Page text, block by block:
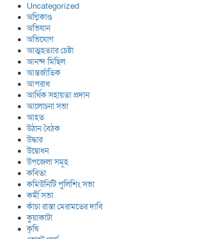
Uncategorized
অগ্নিকাণ্ড
অভিযান
অভিযোগ
আত্মহত্যার চেষ্টা
আনন্দ মিছিল
আন্তর্জাতিক
আপরাধ
আর্থিক সহায়তা প্রদান
আলোচনা সভা
আহত
উঠান বৈঠক
উদ্ধার
উদ্বোধন
উপজেলা সমূহ
কবিতা
কমিউনিটি পুলিশিং সভা
কর্মী সভা
কাঁচা রাস্তা মেরামতের দাবি
কুয়াকাটা
কৃষি